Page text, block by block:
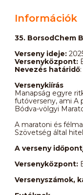
Információk
35. BorsodChem
Verseny ideje:
Versenyközpont:
Nevezés határidő
Versenykiírás
Manapság egyre
futóverseny, ami A
Bódva-völgyi
A maratoni és
Szövetség által
A verseny
Versenyközpont:
Versenyszámok,